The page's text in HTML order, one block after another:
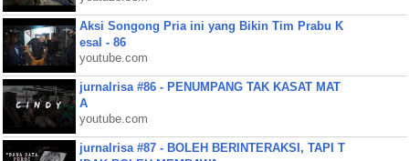
Aksi Songong Pria ini yang Bikin Tim Prabu K
esal - 86
youtube.com
jurnalrisa #86 - PENUMPANG TAK KASAT MAT
A
youtube.com
jurnalrisa #87 - BOLEH BERINTERAKSI, TAPI T